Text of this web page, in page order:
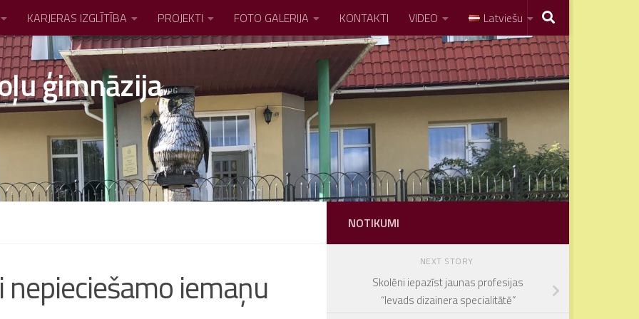
KARJERAS IZGLĪTĪBA PROJEKTI FOTO GALERIJA KONTAKTI VIDEO Latviešu
ģimnāzija
nepieciešamo iemaņu
NOTIKUMI
NEXT STORY
Skolēni iepazīst jaunas profesijas
“Ievads dizainera specialitātē”